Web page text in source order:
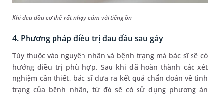
Khi đau đầu cơ thể rất nhạy cảm với tiếng ồn
4. Phương pháp điều trị đau đầu sau gáy
Tùy thuộc vào nguyên nhân và bệnh trạng mà bác sĩ sẽ có
hướng điều trị phù hợp. Sau khi đã hoàn thành các xét
nghiệm cần thiết, bác sĩ đưa ra kết quả chẩn đoán về tình
trạng của bệnh nhân, từ đó sẽ có sử dụng phương án